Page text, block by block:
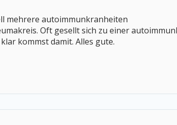
mehrere autoimmunkranheiten
Oft gesellt sich zu einer
kommst damit. Alles gute.